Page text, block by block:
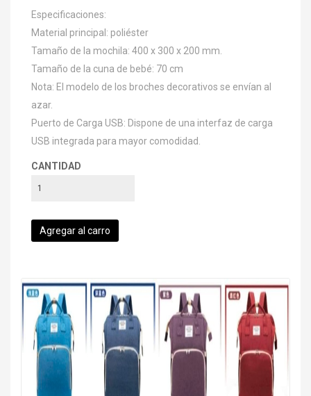
Especificaciones:
Material principal: poliéster
Tamaño de la mochila: 400 x 300 x 200 mm.
Tamaño de la cuna de bebé: 70 cm
Nota: El modelo de los broches decorativos se envían al
azar.
Puerto de Carga USB: Dispone de una interfaz de carga
USB integrada para mayor comodidad.
CANTIDAD